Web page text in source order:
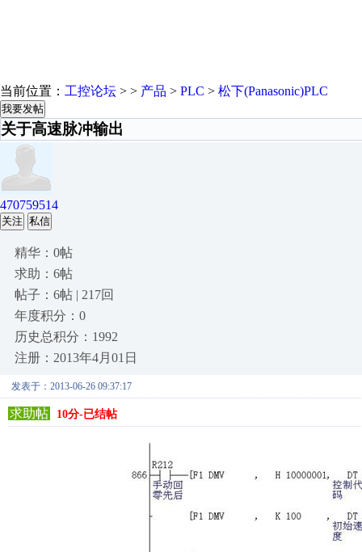
当前位置： 工控论坛 > > 产品 > PLC > 松下(Panasonic)PLC
我要发帖
关于高速脉冲输出
470759514
关注 私信
精华：0帖
求助：6帖
帖子：6帖 | 217回
年度积分：0
历史总积分：1992
注册：2013年4月01日
发表于：2013-06-26 09:37:17
求助帖 10分-已结帖